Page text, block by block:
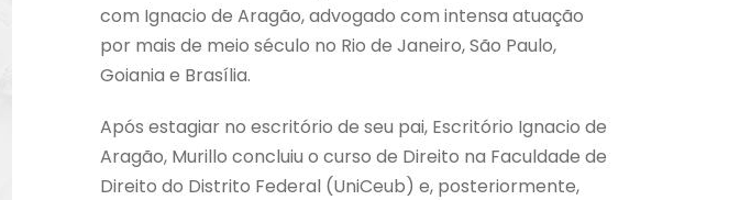
com Ignacio de Aragão, advogado com intensa atuação
por mais de meio século no Rio de Janeiro, São Paulo,
Goiania e Brasília.
Após estagiar no escritório de seu pai, Escritório Ignacio de
Aragão, Murillo concluiu o curso de Direito na Faculdade de
Direito do Distrito Federal (UniCeub) e, posteriormente,